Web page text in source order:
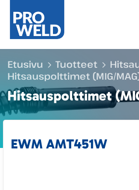
Etusivu Tuotteet
Hitsauspolttimet (MIG/
Konehitsauspolttimet
Hitsauspolttimet
EWM AMT451W